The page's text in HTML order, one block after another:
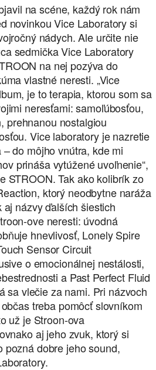
na scéne, každý rok nám
novinkou Vice Laboratory si
nádych. Ale určite nie
sedmička Vice Laboratory
na nej pozýva do
vlastné neresti. „Vice
je to terapia, ktorou som sa
neresťami: samoľúbosťou,
prehnanou nostalgiou
Vice laboratory je nazretie
do môjho vnútra, kde mi
prináša vytúžené uvoľnenie“,
STROON. Tak ako kolibrík zo
ktorý neodbytne naráža
názvy ďalších šiestich
ove neresti: úvodná
hnevlivosť, Lonely Spire
Sensor Circuit
o emocionálnej nestálosti,
a Past Perfect Fluid
sa vlečie za nami. Pri názvoch
treba pomôcť slovníkom
už je Stroon-ova
aj jeho zvuk, ktorý si
pozná dobre jeho sound,